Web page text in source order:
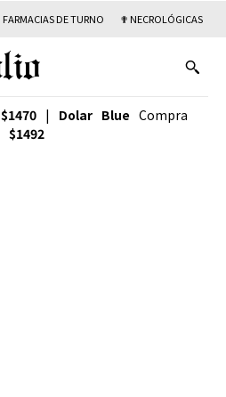
FARMACIAS DE TURNO ✟ NECROLÓGICAS
$1470 | Dolar Blue Compra
$1492